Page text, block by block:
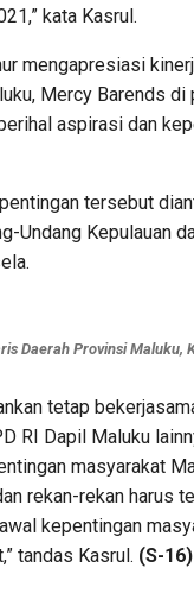
kata Kasrul.
mengapresiasi
Mercy Barends
aspirasi dan
tersebut
Undang Kepulauan
Daerah Provinsi Maluku,
tetap
RI Dapil Maluku
masyarakat
rekan-rekan harus
kepentingan
tandas Kasrul. (S-16)